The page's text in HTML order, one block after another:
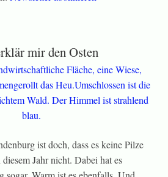
mir den Osten
ist doch, dass es keine Pilze
Jahr nicht. Dabei hat es